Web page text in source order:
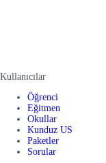
Kullanıcılar
Öğrenci
Eğitmen
Okullar
Kunduz US
Paketler
Sorular